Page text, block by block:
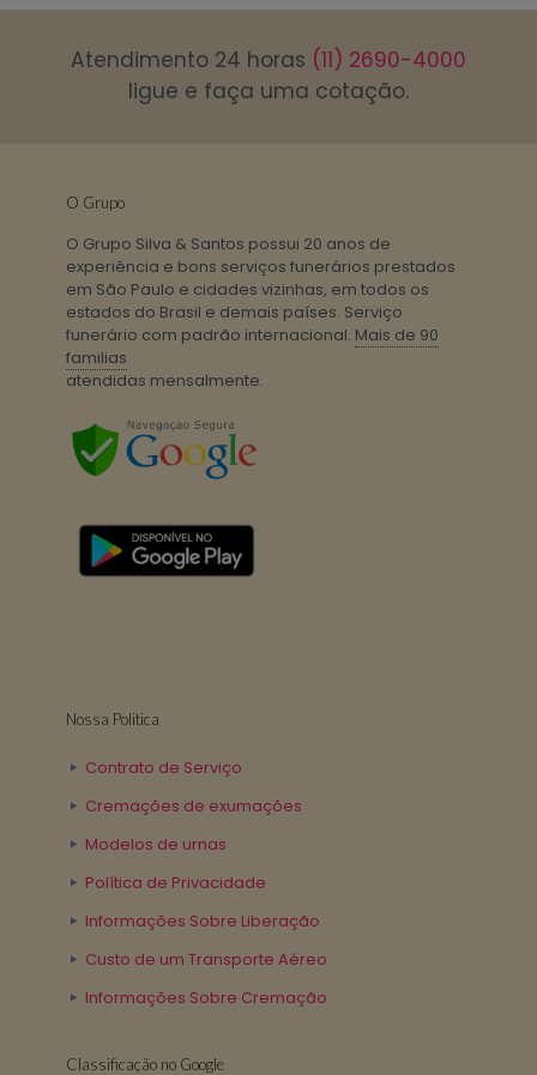
Atendimento 24 horas (11) 2690-4000
ligue e faça uma cotação.
O Grupo
O Grupo Silva & Santos possui 20 anos de
experiência e bons serviços funerários prestados
em São Paulo e cidades vizinhas, em todos os
estados do Brasil e demais países. Serviço
funerário com padrão internacional. Mais de 90
familias
atendidas mensalmente.
Nossa Politica
Contrato de Serviço
Cremações de exumações
Modelos de urnas
Política de Privacidade
Informações Sobre Liberação
Custo de um Transporte Aéreo
Informações Sobre Cremação
Classificação no Google